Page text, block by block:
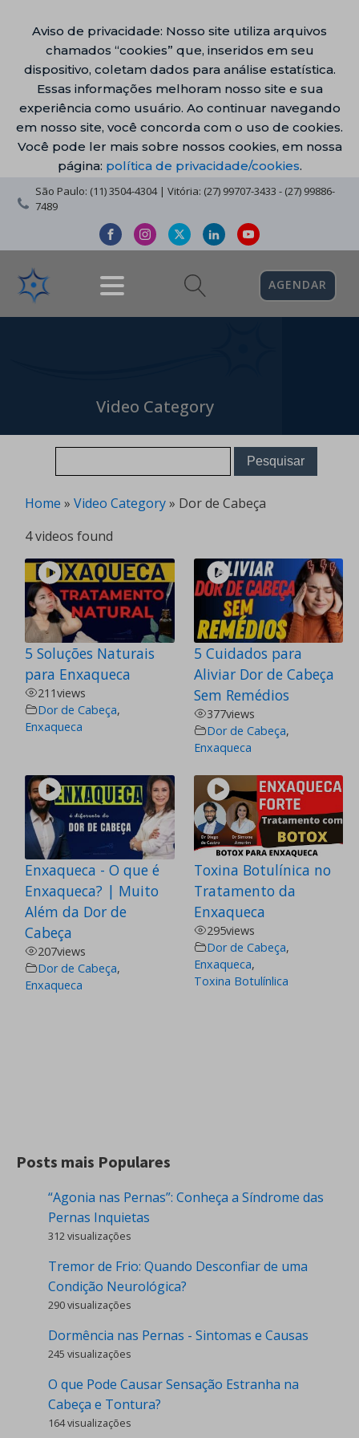
Aviso de privacidade: Nosso site utiliza arquivos
chamados “cookies” que, inseridos em seu
dispositivo, coletam dados para análise estatística.
Essas informações melhoram nosso site e sua
experiência como usuário. Ao continuar navegando
em nosso site, você concorda com o uso de cookies.
Você pode ler mais sobre nossos cookies, em nossa
página: política de privacidade/cookies.
São Paulo: (11) 3504-4304 | Vitória: (27) 99707-3433 - (27) 99886-
7489
AGENDAR
Video Category
Home » Video Category» Dor de Cabeça
4 videos found
5 Soluções Naturais
para Enxaqueca
211views
Dor de Cabeça,
Enxaqueca
5 Cuidados para
Aliviar Dor de Cabeça
Sem Remédios
377views
Dor de Cabeça,
Enxaqueca
Enxaqueca - O que é
Enxaqueca? | Muito
Além da Dor de
Cabeça
207views
Dor de Cabeça,
Enxaqueca
Toxina Botulínica no
Tratamento da
Enxaqueca
295views
Dor de Cabeça,
Enxaqueca,
Toxina Botulínlica
Posts mais Populares
“Agonia nas Pernas”: Conheça a Síndrome das
Pernas Inquietas
312 visualizações
Tremor de Frio: Quando Desconfiar de uma
Condição Neurológica?
290 visualizações
Dormência nas Pernas - Sintomas e Causas
245 visualizações
O que Pode Causar Sensação Estranha na
Cabeça e Tontura?
164 visualizações